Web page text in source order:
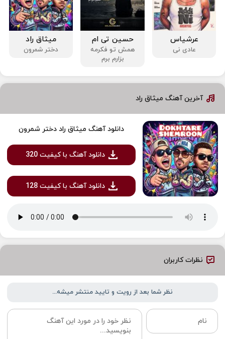
عرشیاس
عادی نی
حسین تی ام
همش تو فکرمه
بزارم برم
میثاق راد
دختر شمرون
آخرین آهنگ میثاق راد
دانلود آهنگ میثاق راد دختر شمرون
دانلود آهنگ با کیفیت 320
دانلود آهنگ با کیفیت 128
نظرات کاربران
نظر شما بعد از رویت و تایید منتشر میشه...